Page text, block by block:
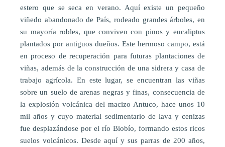
estero que se seca en verano. Aquí existe un pequeño
viñedo abandonado de País, rodeado grandes árboles, en
su mayoría robles, que conviven con pinos y eucaliptus
plantados por antiguos dueños. Este hermoso campo, está
en proceso de recuperación para futuras plantaciones de
viñas, además de la construcción de una sidrera y casa de
trabajo agrícola. En este lugar, se encuentran las viñas
sobre un suelo de arenas negras y finas, consecuencia de
la explosión volcánica del macizo Antuco, hace unos 10
mil años y cuyo material sedimentario de lava y cenizas
fue desplazándose por el río Biobío, formando estos ricos
suelos volcánicos. Desde aquí y sus parras de 200 años,